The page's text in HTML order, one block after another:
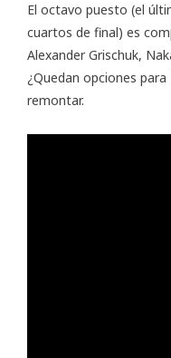
El octavo puesto (el
cuartos de final) es
Alexander Grischuk,
¿Quedan opciones
remontar.